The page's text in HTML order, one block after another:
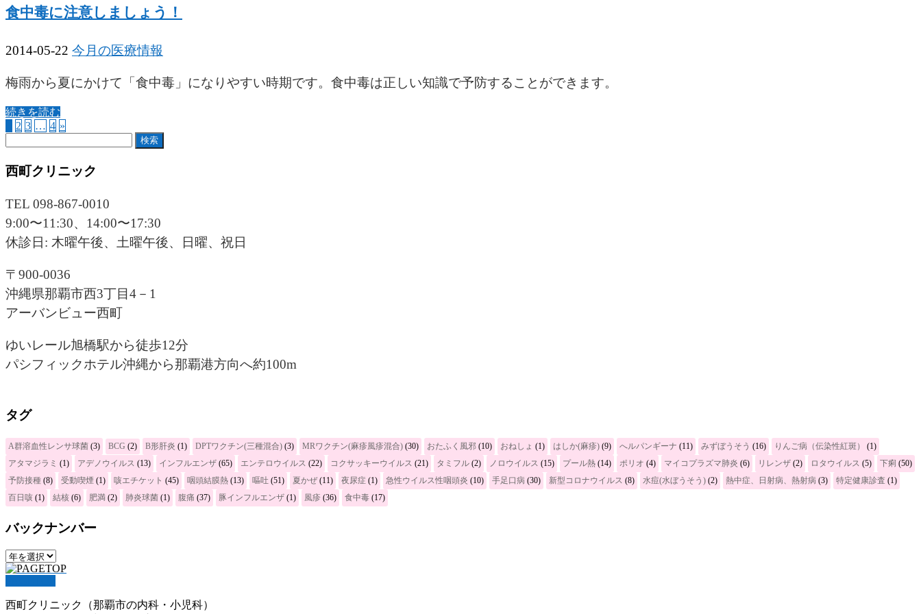
食中毒に注意しましょう！
2014-05-22 今月の医療情報
梅雨から夏にかけて「食中毒」になりやすい時期です。食中毒は正しい知識で予防することができます。
続きを読む
2 3 … 4 »
西町クリニック
TEL 098-867-0010
9:00〜11:30、14:00〜17:30
休診日: 木曜午後、土曜午後、日曜、祝日
〒900-0036
沖縄県那覇市西3丁目4－1
アーバンビュー西町
ゆいレール旭橋駅から徒歩12分
パシフィックホテル沖縄から那覇港方向へ約100m
タグ
A群溶血性レンサ球菌 (3) BCG (2) B形肝炎 (1) DPTワクチン(三種混合) (3) MRワクチン(麻疹風疹混合) (30) おたふく風邪 (10) おねしょ (1) はしか(麻疹) (9) へルパンギーナ (11) みずぼうそう (16) りんご病（伝染性紅斑）
(1)
アタマジラミ (1) アデノウイルス (13) インフルエンザ (65) エンテロウイルス (22) コクサッキーウイルス (21) タミフル (2) ノロウイルス (15) プール熱 (14) ポリオ (4) マイコプラズマ肺炎 (6) リレンザ (2) ロタウイルス (5) 下痢 (50)
予防接種 (8) 受動喫煙 (1) 咳エチケット (45) 咽頭結膜熱 (13) 嘔吐 (51) 夏かぜ(11) 夜尿症 (1) 急性ウイルス性咽頭炎 (10) 手足口病 (30) 新型コロナウイルス (8) 水痘(水ぼうそう) (2) 熱中症、日射病、熱射病 (3) 特定健康診査 (1)
百日咳 (1) 結核 (6) 肥満 (2) 肺炎球菌 (1) 腹痛 (37) 豚インフルエンザ (1) 風疹 (36) 食中毒 (17)
バックナンバー
西町クリニック（那覇市の内科・小児科）